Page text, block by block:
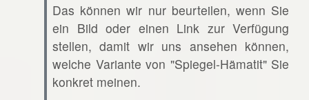
Das können wir nur beurteilen, wenn Sie
ein Bild oder einen Link zur Verfügung
stellen, damit wir uns ansehen können,
welche Variante von "Spiegel-Hämatit" Sie
konkret meinen.